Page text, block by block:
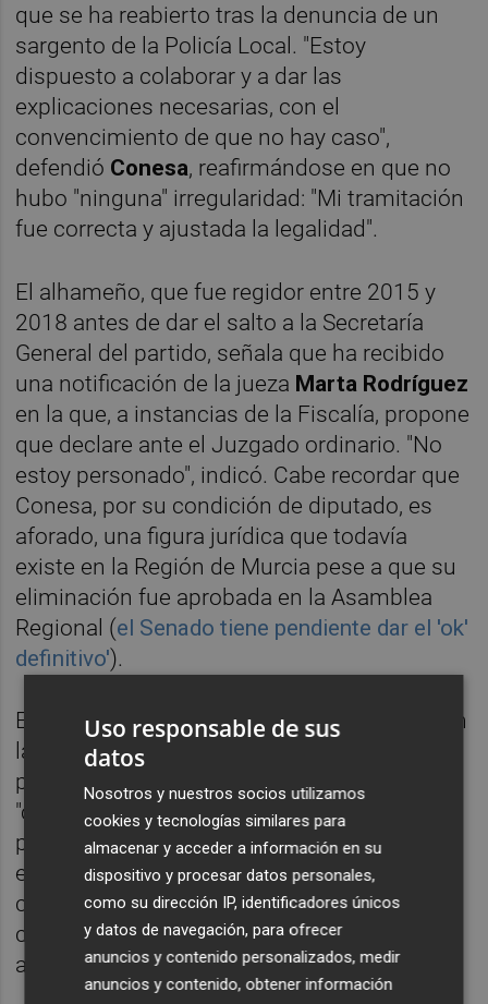
que se ha reabierto tras la denuncia de un
sargento de la Policía Local. "Estoy
dispuesto a colaborar y a dar las
explicaciones necesarias, con el
convencimiento de que no hay caso",
defendió Conesa, reafirmándose en que no
hubo "ninguna" irregularidad: "Mi tramitación
fue correcta y ajustada la legalidad".
El alhameño, que fue regidor entre 2015 y
2018 antes de dar el salto a la Secretaría
General del partido, señala que ha recibido
una notificación de la jueza Marta Rodríguez
en la que, a instancias de la Fiscalía, propone
que declare ante el Juzgado ordinario. "No
estoy personado", indicó. Cabe recordar que
Conesa, por su condición de diputado, es
aforado, una figura jurídica que todavía
existe en la Región de Murcia pese a que su
eliminación fue aprobada en la Asamblea
Regional (el Senado tiene pendiente dar el 'ok'
definitivo').
El dirigente socialista, jefe de la oposición en
la Región de Murcia, asevera que da este
paso "voluntario y personal" por su
"convencimiento ético de su concepción
persona de la política". Y pide que "este
ejemplo sea seguido por otros en
circunstancias similares mientras se
culminan las reformas pertinentes" para
acabar con los aforamientos.
Uso responsable de sus
datos
Nosotros y nuestros socios utilizamos
cookies y tecnologías similares para
almacenar y acceder a información en su
dispositivo y procesar datos personales,
como su dirección IP, identificadores únicos
y datos de navegación, para ofrecer
anuncios y contenido personalizados, medir
anuncios y contenido, obtener información